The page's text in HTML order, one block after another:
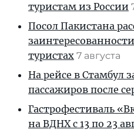
туристам из России
Посол Пакистана
туристах 7 августа
На рейсе в Стамбул
пассажиров после
Гастрофестиваль
на ВДНХ с 13 по 23